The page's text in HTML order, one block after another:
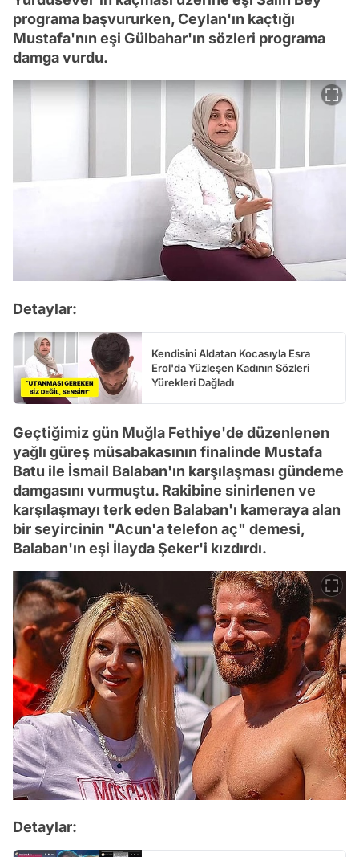
programa başvururken, Ceylan'ın kaçtığı
Mustafa'nın eşi Gülbahar'ın sözleri programa
damga vurdu.
Detaylar:
Kendisini Aldatan Kocasıyla Esra
Erol'da Yüzleşen Kadının Sözleri
Yürekleri Dağladı
Geçtiğimiz gün Muğla Fethiye'de düzenlenen
yağlı güreş müsabakasının finalinde Mustafa
Batu ile İsmail Balaban'ın karşılaşması gündeme
damgasını vurmuştu. Rakibine sinirlenen ve
karşılaşmayı terk eden Balaban'ı kameraya alan
bir seyircinin "Acun'a telefon aç" demesi,
Balaban'ın eşi İlayda Şeker'i kızdırdı.
Detaylar: